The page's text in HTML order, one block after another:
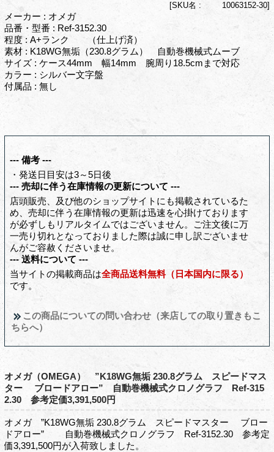
[SKU名 : 10063152-30]
メーカー : オメガ
品番・型番 : Ref-3152.30
程度 : A+ランク （仕上げ済）
素材 : K18WG無垢（230.8グラム） 自動巻機械式ムーブ
サイズ : ケース44mm 幅14mm 腕周り18.5cmまで対応
カラー : シルバー文字盤
付属品 : 無し
--- 備考 ---
・発送日目安は3～5日後
--- 売却に伴う在庫情報の更新について ---
店頭販売、及び他のショップサイトにも掲載されているた
め、売却に伴う在庫情報の更新は迅速を心掛けております
が必ずしもリアルタイムではございません。ご注文後に万
一売り切れとなっておりました際は誠に申し訳ございませ
んがご容赦くださいませ。
--- 送料について ---
当サイトの掲載商品は全商品送料無料（日本国内に限る）
です。
この商品についての問い合わせ（来店しての取り置きもこ
ちらへ）
オメガ（OMEGA） ”K18WG無垢 230.8グラム スピードマス
ター ブロードアロー” 自動巻機械式クロノグラフ Ref-315
2.30 参考定価3,391,500円
オメガ ”K18WG無垢 230.8グラム スピードマスター ブロー
ドアロー” 自動巻機械式クロノグラフ Ref-3152.30 参考定
価3,391,500円が入荷致しました。